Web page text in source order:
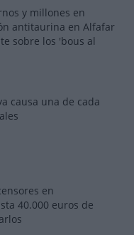
y millones en
antitaurina en Alfafar
sobre los 'bous al
causa una de cada
en
40.000 euros de